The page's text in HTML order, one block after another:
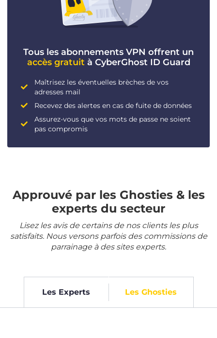
Tous les abonnements VPN offrent un
accès gratuit à CyberGhost ID Guard
Maîtrisez les éventuelles brèches de vos
adresses mail
Recevez des alertes en cas de fuite de données
Assurez-vous que vos mots de passe ne soient
pas compromis
Approuvé par les Ghosties & les
experts du secteur
Lisez les avis de certains de nos clients les plus
satisfaits. Nous versons parfois des commissions de
parrainage à des sites experts.
Les Experts Les Ghosties